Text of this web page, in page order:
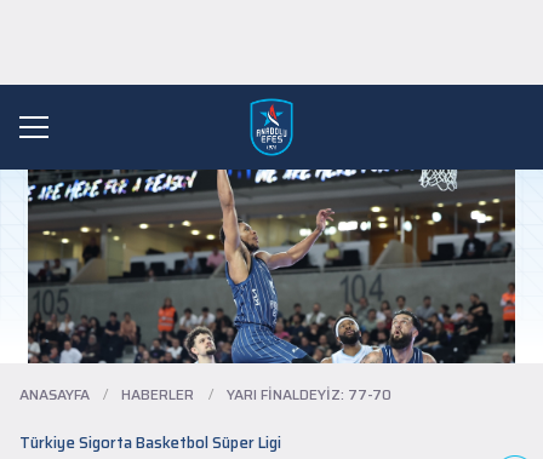
ANASAYFA / HABERLER / YARI FINALDEYIZ: 77-70
Türkiye Sigorta Basketbol Süper Ligi